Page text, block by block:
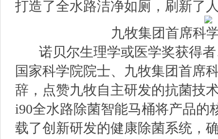
打造了全水路洁净如厕，刷新了
九牧集团首席科
诺贝尔生理学或医学奖获得者
国家科学院院士、九牧集团首席
辞，点赞九牧自主研发的抗菌技
i90全水路除菌智能马桶将产品的
载了创新研发的健康除菌系统，